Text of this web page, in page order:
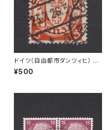
ドイツ（自由都市ダンツィヒ） 5P
f Mi#193 使用済み切手｜DA
NZIG 23.7.1926
¥500